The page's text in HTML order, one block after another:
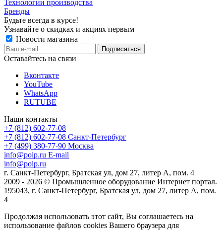
Технологии производства
Бренды
Будьте всегда в курсе!
Узнавайте о скидках и акциях первым
Новости магазина
Оставайтесь на связи
Вконтакте
YouTube
WhatsApp
RUTUBE
Наши контакты
+7 (812) 602-77-08
+7 (812) 602-77-08 Санкт-Петербург
+7 (499) 380-77-90 Москва
info@poip.ru E-mail
info@poip.ru
г. Санкт-Петербург, Братская ул, дом 27, литер А, пом. 4
2009 - 2026 © Промышленное оборудование Интернет портал.
195043, г. Санкт-Петербург, Братская ул, дом 27, литер А, пом.
4
Продолжая использовать этот сайт, Вы соглашаетесь на
использование файлов cookies Вашего браузера для